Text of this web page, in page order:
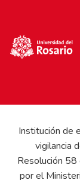
Institución de
vigilancia
Resolución
por el